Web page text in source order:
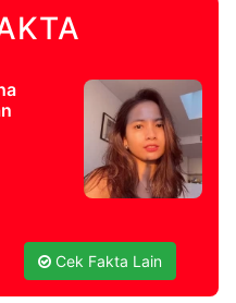
Cek Fakta Lain